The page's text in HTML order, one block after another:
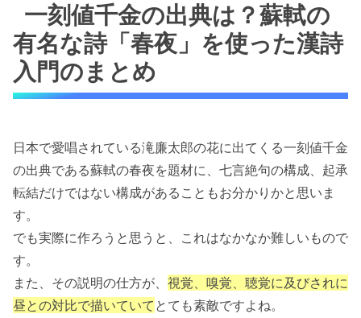
一刻値千金の出典は？蘇軾の
有名な詩「春夜」を使った漢詩
入門のまとめ
日本で愛唱されている滝廉太郎の花に出てくる一刻値千金
の出典である蘇軾の春夜を題材に、七言絶句の構成、起承
転結だけではない構成があることもお分かりかと思いま
す。
でも実際に作ろうと思うと、これはなかなか難しいもので
す。
また、その説明の仕方が、 視覚、嗅覚、聴覚に及びされに
昼との対比で描いていて とても素敵ですよね。